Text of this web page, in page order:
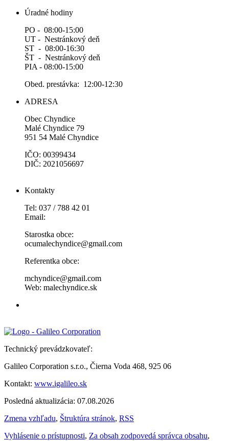
Úradné hodiny
PO - 08:00-15:00
UT - Nestránkový deň
ST - 08:00-16:30
ŠT - Nestránkový deň
PIA - 08:00-15:00
Obed. prestávka: 12:00-12:30
ADRESA
Obec Chyndice
Malé Chyndice 79
951 54 Malé Chyndice
IČO: 00399434
DIČ: 2021056697
Kontakty
Tel: 037 / 788 42 01
Email:
Starostka obce:
ocumalechyndice@gmail.com
Referentka obce:
mchyndice@gmail.com
Web: malechyndice.sk
Technický prevádzkovateľ:
Galileo Corporation s.r.o., Čierna Voda 468, 925 06
Kontakt: www.igalileo.sk
Posledná aktualizácia: 07.08.2026
Zmena vzhľadu, Štruktúra stránok, RSS
Vyhlásenie o prístupnosti, Za obsah zodpovedá správca obsahu,